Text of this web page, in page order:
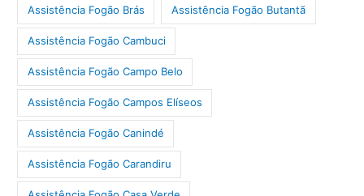
Assistência Fogão Brás Assistência Fogão Butantã
Assistência Fogão Cambuci
Assistência Fogão Campo Belo
Assistência Fogão Campos Elíseos
Assistência Fogão Canindé
Assistência Fogão Carandiru